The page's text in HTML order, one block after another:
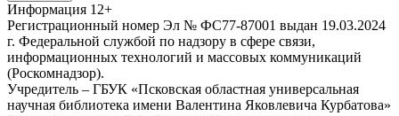
Информация 12+
Регистрационный номер Эл № ФС77-87001 выдан 19.03.2024
г. Федеральной службой по надзору в сфере связи,
информационных технологий и массовых коммуникаций
(Роскомнадзор).
Учредитель – ГБУК «Псковская областная универсальная
научная библиотека имени Валентина Яковлевича Курбатова»